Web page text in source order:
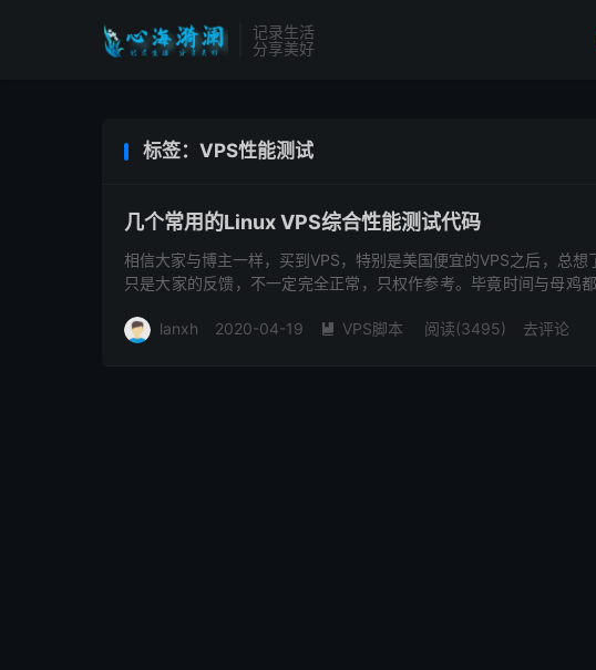
记录生活
分享美好
标签：VPS性能测试
几个常用的Linux VPS综合性能测试代码
相信大家与博主一样，买到VPS，特别是美国便宜的VPS之后，总
只是大家的反馈，不一定完全正常，只权作参考。毕竟时间与母鸡
lanxh 2020-04-19  VPS脚本 阅读(3495) 去评论